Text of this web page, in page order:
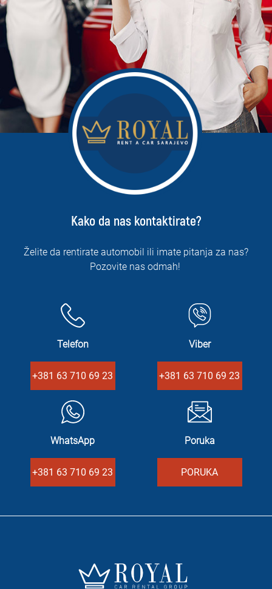
Kako da nas kontaktirate?
Želite da rentirate automobil ili imate pitanja za nas?
Pozovite nas odmah!
Telefon
+381 63 710 69 23
Viber
+381 63 710 69 23
WhatsApp
+381 63 710 69 23
Poruka
PORUKA